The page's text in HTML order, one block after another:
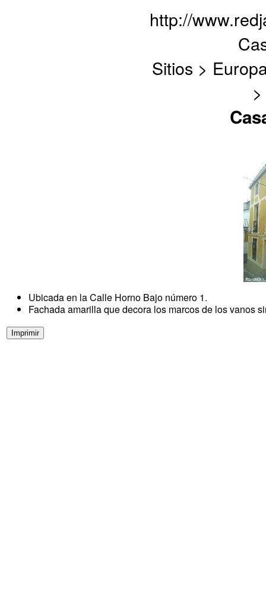
http://
Sitios >
Ubicada en la Calle Horno Bajo número 1.
Fachada amarilla que decora los marcos de los vanos